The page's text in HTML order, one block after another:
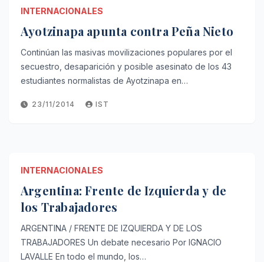
INTERNACIONALES
Ayotzinapa apunta contra Peña Nieto
Continúan las masivas movilizaciones populares por el
secuestro, desaparición y posible asesinato de los 43
estudiantes normalistas de Ayotzinapa en…
23/11/2014 IST
INTERNACIONALES
Argentina: Frente de Izquierda y de
los Trabajadores
ARGENTINA / FRENTE DE IZQUIERDA Y DE LOS
TRABAJADORES Un debate necesario Por IGNACIO
LAVALLE En todo el mundo, los…